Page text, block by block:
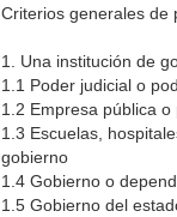
Criterios generales de
1. Una institución de
1.1 Poder judicial o
1.2 Empresa pública o
1.3 Escuelas,
gobierno
1.4 Gobierno o
1.5 Gobierno del